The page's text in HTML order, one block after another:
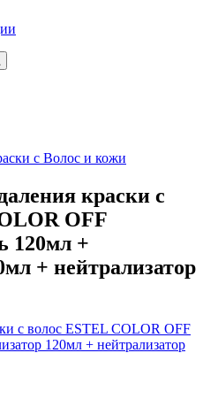
с Волос и кожи
краски с
OFF
120мл +
+ нейтрализатор